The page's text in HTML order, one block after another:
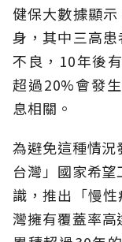
健保大數據顯
身，其中三高
不良，10年後
超過20%會發
息相關。
為避免這種情
台灣」國家希
識，推出「慢
灣擁有覆蓋率